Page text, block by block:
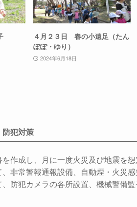
４月２３日 春の小遠足（たん
ぽぽ・ゆり）
2024年6月18日
犯対策
作成し、月に一度火災及び地震を想
非常警報通報設備、自動煙・火災
防犯カメラの各所設置、機械警備監